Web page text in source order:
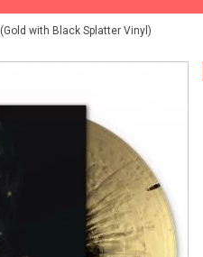
with Black Splatter Vinyl)